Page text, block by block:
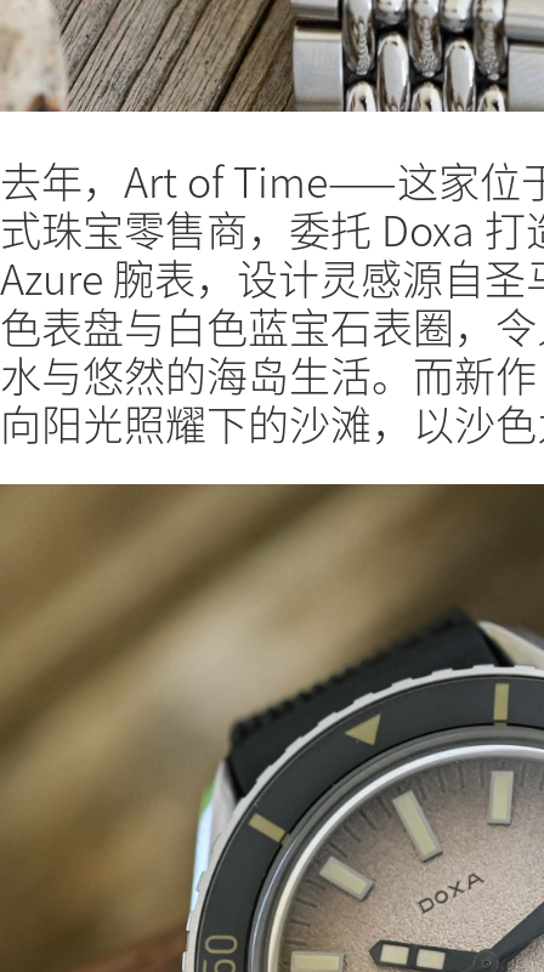
去年，Art of Time——这家位
式珠宝零售商，委托 Doxa
Azure 腕表，设计灵感源自
色表盘与白色蓝宝石表圈，
水与悠然的海岛生活。而新
向阳光照耀下的沙滩，以沙